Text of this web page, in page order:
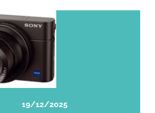
19/12/2025